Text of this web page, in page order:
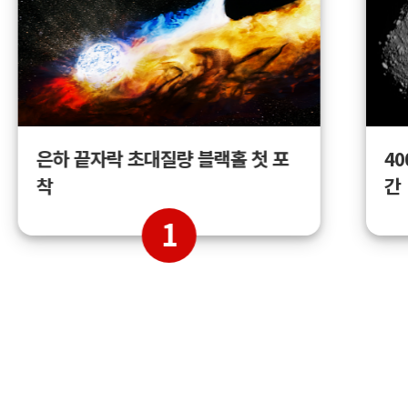
은하 끝자락 초대질량 블랙홀 첫 포
착
1
간